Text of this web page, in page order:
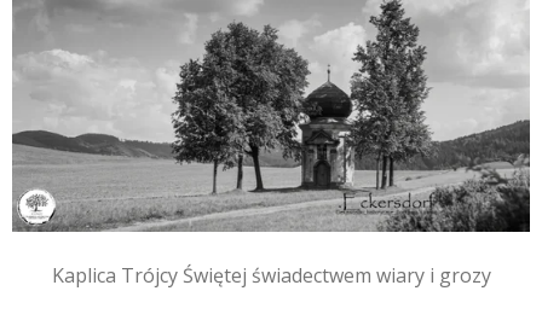
Kaplica Trójcy Świętej świadectwem wiary i grozy